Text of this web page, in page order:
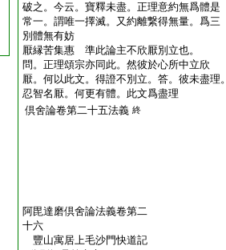
破之。今云。寶釋未盡。正理意約無爲體是
常一。謂唯一擇滅。又約離繋得無量。爲三
別體無有妨
厭縁苦集惠 準此論主不欣厭別立也。
問。正理頌宗亦同此。然彼於心所中立欣
厭。何以此文。得證不別立。答。彼未盡理。
忍智名厭。何更有體。此文爲盡理
倶舍論卷第二十五法義 終
阿毘達磨倶舍論法義卷第二
十六
豐山寓居上毛沙門快道記